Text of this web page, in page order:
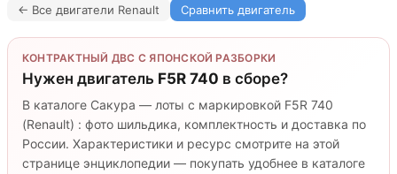
← Все двигатели Renault Сравнить двигатель
КОНТРАКТНЫЙ ДВС С ЯПОНСКОЙ РАЗБОРКИ
Нужен двигатель F5R 740 в сборе?
В каталоге Сакура — лоты с маркировкой F5R 740
(Renault) : фото шильдика, комплектность и доставка по
России. Характеристики и ресурс смотрите на этой
странице энциклопедии — покупать удобнее в каталоге